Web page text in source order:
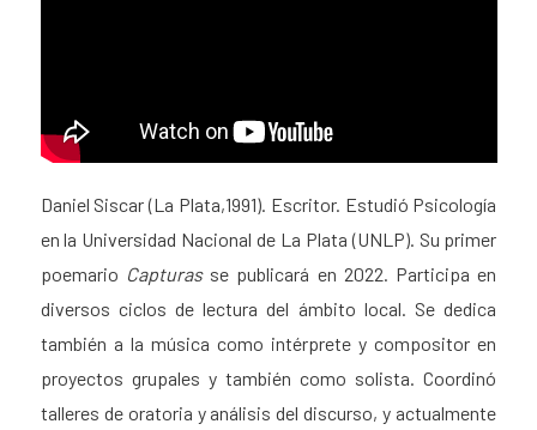
Daniel Siscar (La Plata,1991). Escritor. Estudió Psicología
en la Universidad Nacional de La Plata (UNLP). Su primer
poemario Capturasse publicará en 2022. Participa en
diversos ciclos de lectura del ámbito local. Se dedica
también a la música como intérprete y compositor en
proyectos grupales y también como solista. Coordinó
talleres de oratoria y análisis del discurso, y actualmente